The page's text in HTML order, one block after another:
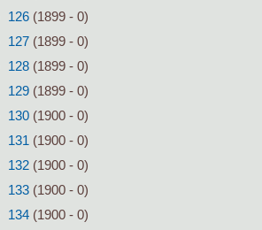
126(1899 - 0)
127(1899 - 0)
128(1899 - 0)
129(1899 - 0)
130(1900 - 0)
131 (1900 - 0)
132(1900 - 0)
133(1900 - 0)
134(1900 - 0)